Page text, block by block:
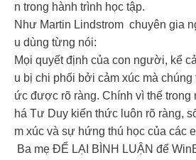
n trong hành trình học tập.
Như Martin Lindstrom chuyên gia
u dùng từng nói:
Mọi quyết định của con người, kể
u bị chi phối bởi cảm xúc mà chúng
ức được rõ ràng. Chính vì thế trong
há Tư Duy kiến thức luôn rõ ràng,
m xúc và sự hứng thú học của các
Ba mẹ ĐỂ LẠI BÌNH LUẬN để